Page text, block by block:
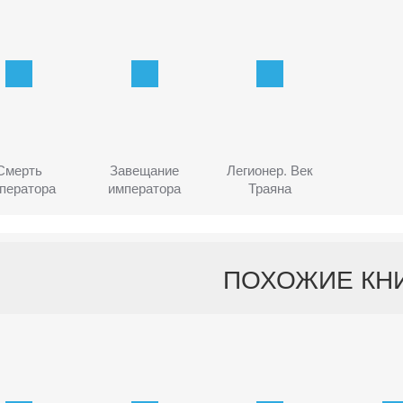
Завещание
императора
Легионер. Век
Траяна
ПОХОЖИЕ